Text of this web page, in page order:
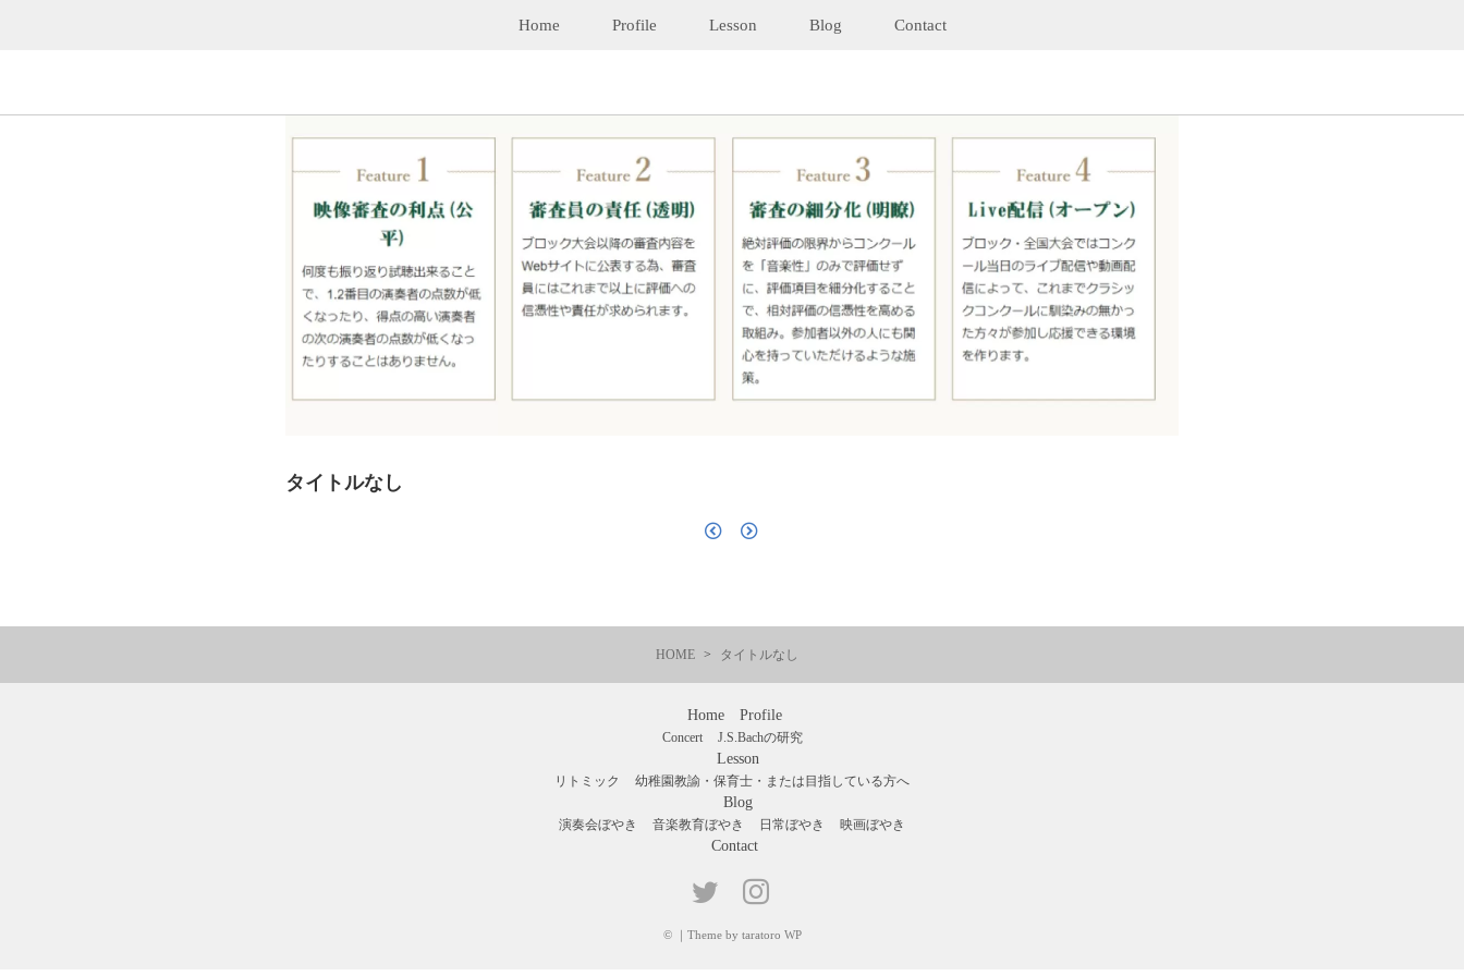
Home Profile Lesson Blog Contact
タイトルなし
HOME タイトルなし
Home Profile
Concert J.S.Bachの研究
Lesson
リトミック 幼稚園教諭・保育士・または目指している方へ
Blog
演奏会ぼやき 音楽教育ぼやき 日常ぼやき 映画ぼやき
Contact
© Theme by taratoro WP